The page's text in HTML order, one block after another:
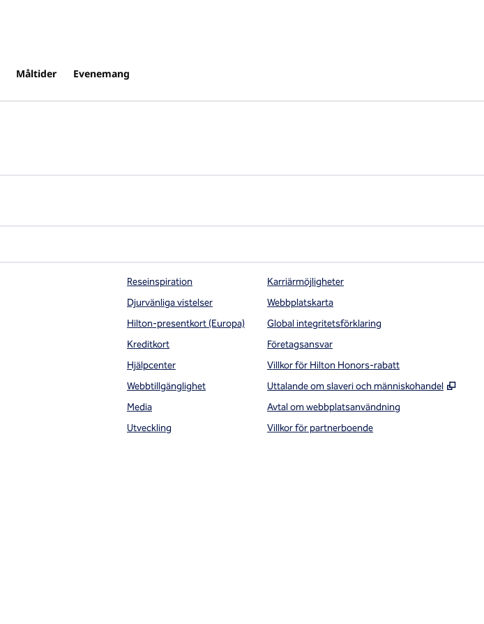
Måltider Evenemang
Reseinspiration
Djurvänliga vistelser
Hilton-presentkort (Europa)
Kreditkort
Hjälpcenter
Webbtillgänglighet
Media
Utveckling
Karriärmöjligheter
Webbplatskarta
Global integritetsförklaring
Företagsansvar
Villkor för Hilton Honors-rabatt
Uttalande om slaveri och människohandel
,
Avtal om webbplatsanvändning
Villkor för partnerboende